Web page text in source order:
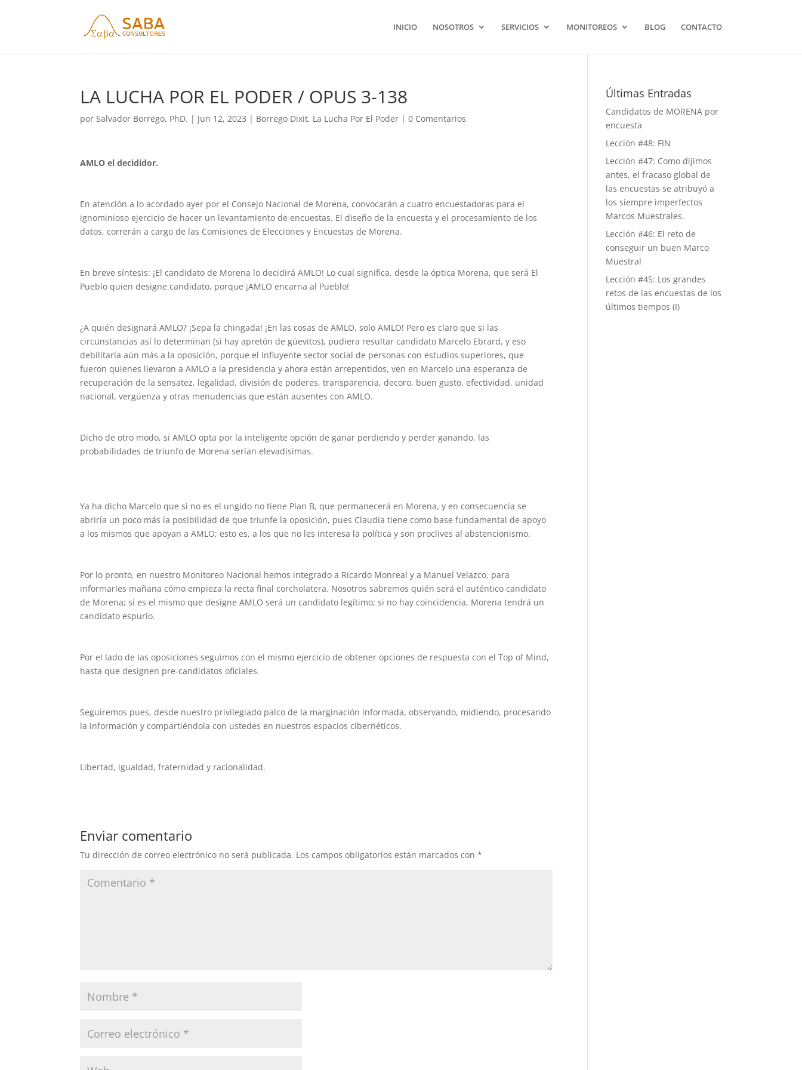
INICIO NOSOTROS SERVICIOS MONITOREOS BLOG CONTACTO
LA LUCHA POR EL PODER / OPUS 3-138
porSalvador Borrego, PhD. | Jun 12, 2023 | Borrego Dixit, La Lucha Por El Poder |0 Comentarios
AMLO el decididor.
En atención a lo acordado ayer por el Consejo Nacional de Morena, convocarán a cuatro encuestadoras para el
ignominioso ejercicio de hacer un levantamiento de encuestas. El diseño de la encuesta y el procesamiento de los
datos, correrán a cargo de las Comisiones de Elecciones y Encuestas de Morena.
En breve síntesis: ¡El candidato de Morena lo decidirá AMLO! Lo cual significa, desde la óptica Morena, que será El
Pueblo quien designe candidato, porque ¡AMLO encarna al Pueblo!
¿A quién designará AMLO? ¡Sepa la chingada! ¡En las cosas de AMLO, solo AMLO! Pero es claro que si las
circunstancias así lo determinan (si hay apretón de güevitos), pudiera resultar candidato Marcelo Ebrard, y eso
debilitaría aún más a la oposición, porque el influyente sector social de personas con estudios superiores, que
fueron quienes llevaron a AMLO a la presidencia y ahora están arrepentidos, ven en Marcelo una esperanza de
recuperación de la sensatez, legalidad, división de poderes, transparencia, decoro, buen gusto, efectividad, unidad
nacional, vergüenza y otras menudencias que están ausentes con AMLO.
Dicho de otro modo, si AMLO opta por la inteligente opción de ganar perdiendo y perder ganando, las
probabilidades de triunfo de Morena serían elevadísimas.
Ya ha dicho Marcelo que si no es el ungido no tiene Plan B, que permanecerá en Morena, y en consecuencia se
abriría un poco más la posibilidad de que triunfe la oposición, pues Claudia tiene como base fundamental de apoyo
a los mismos que apoyan a AMLO; esto es, a los que no les interesa la política y son proclives al abstencionismo.
Por lo pronto, en nuestro Monitoreo Nacional hemos integrado a Ricardo Monreal y a Manuel Velazco, para
informarles mañana cómo empieza la recta final corcholatera. Nosotros sabremos quién será el auténtico candidato
de Morena; si es el mismo que designe AMLO será un candidato legítimo; si no hay coincidencia, Morena tendrá un
candidato espurio.
Por el lado de las oposiciones seguimos con el mismo ejercicio de obtener opciones de respuesta con el Top of Mind,
hasta que designen pre-candidatos oficiales.
Seguiremos pues, desde nuestro privilegiado palco de la marginación informada, observando, midiendo, procesando
la información y compartiéndola con ustedes en nuestros espacios cibernéticos.
Libertad, igualdad, fraternidad y racionalidad.
Enviar comentario
Tu dirección de correo electrónico no será publicada. Los campos obligatorios están marcados con*
Últimas Entradas
Candidatos de MORENA por
encuesta
Lección #48: FIN
Lección #47: Como dijimos
antes, el fracaso global de
las encuestas se atribuyó a
los siempre imperfectos
Marcos Muestrales.
Lección #46: El reto de
conseguir un buen Marco
Muestral
Lección #45: Los grandes
retos de las encuestas de los
últimos tiempos (I)